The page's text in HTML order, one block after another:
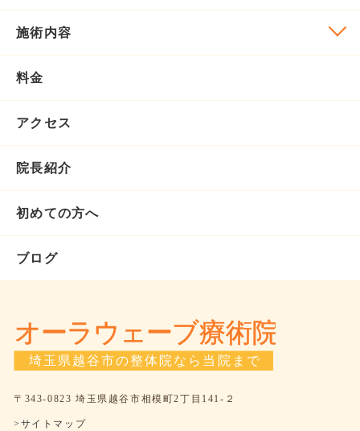
施術内容
料金
アクセス
院長紹介
初めての方へ
ブログ
〒343-0823 埼玉県越谷市相模町2丁目141-２
>サイトマップ